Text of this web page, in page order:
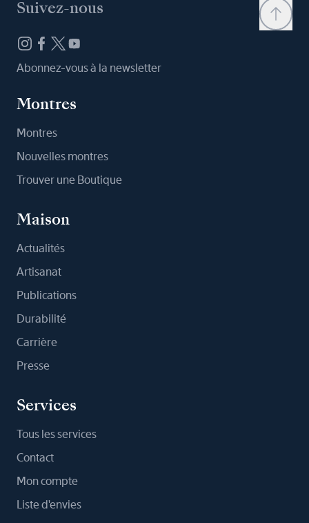
Suivez-nous
Abonnez-vous à la newsletter
Montres
Montres
Nouvelles montres
Trouver une Boutique
Maison
Actualités
Artisanat
Publications
Durabilité
Carrière
Presse
Services
Tous les services
Contact
Mon compte
Liste d'envies